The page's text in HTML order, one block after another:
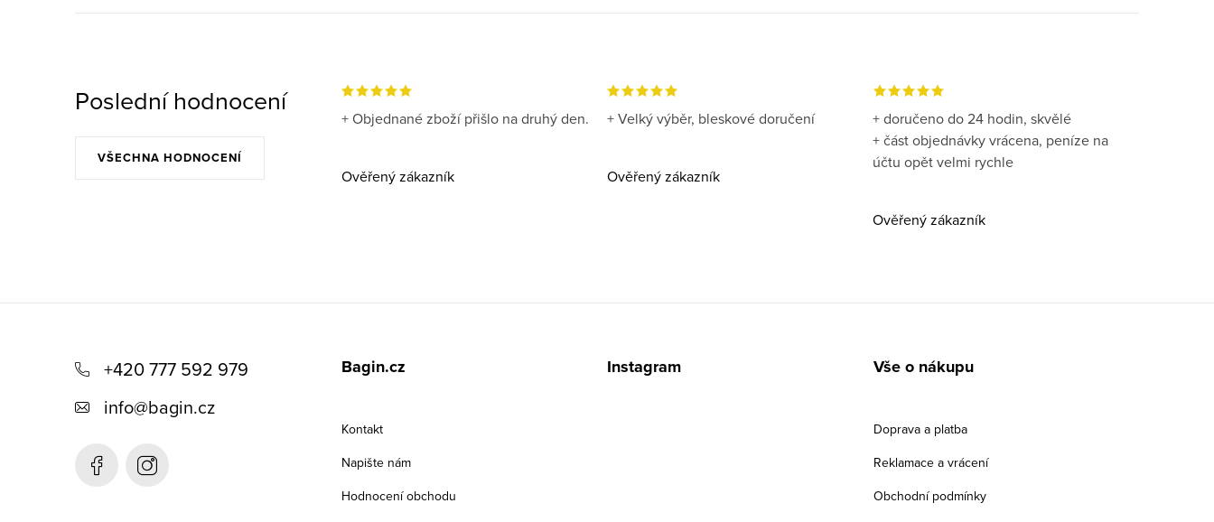
Poslední hodnocení
VŠECHNA HODNOCENÍ
+ Objednané zboží přišlo na druhý den.
Ověřený zákazník
+ Velký výběr, bleskové doručení
Ověřený zákazník
+ doručeno do 24 hodin, skvělé
+ část objednávky vrácena, peníze na
účtu opět velmi rychle
Ověřený zákazník
+420 777 592 979
info@bagin.cz
Bagin.cz
Kontakt
Napište nám
Hodnocení obchodu
Instagram Vše o nákupu
Doprava a platba
Reklamace a vrácení
Obchodní podmínky